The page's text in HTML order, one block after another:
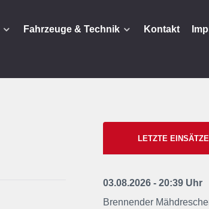
Fahrzeuge & Technik Kontakt
LETZTE
03.08.2026 - 20:39 Uhr
Brennender